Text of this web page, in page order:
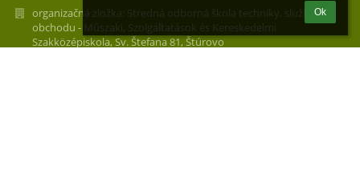
Ok
organizačná zložka: Stredná odborná škola techniky, služieb a
obchodu - Műszaki, Szolgáltatások és Kereskedelmi
Szakközépiskola, Sv. Štefana 81, Štúrovo